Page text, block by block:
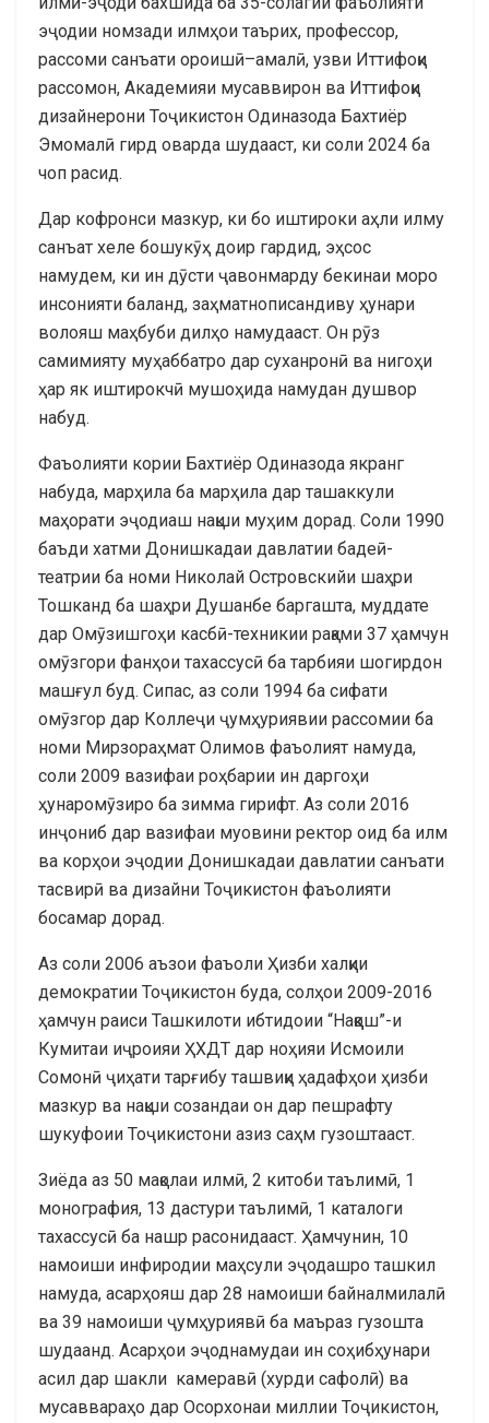
эҷодии номзади илмҳои таърих, профессор,
рассоми санъати ороишӣ–амалӣ, узви Иттифоқи
рассомон, Академияи мусаввирон ва Иттифоқи
дизайнерони Тоҷикистон Одиназода Бахтиёр
Эмомалӣ гирд оварда шудааст, ки соли 2024 ба
чоп расид.
Дар кофронси мазкур, ки бо иштироки аҳли илму
санъат хеле бошукӯҳ доир гардид, эҳсос
намудем, ки ин дӯсти ҷавонмарду бекинаи моро
инсонияти баланд, заҳматнописандиву ҳунари
волояш маҳбуби дилҳо намудааст. Он рӯз
самимияту муҳаббатро дар суханронӣ ва нигоҳи
ҳар як иштирокчӣ мушоҳида намудан душвор
набуд.
Фаъолияти кории Бахтиёр Одиназода якранг
набуда, марҳила ба марҳила дар ташаккули
маҳорати эҷодиаш нақши муҳим дорад. Соли 1990
баъди хатми Донишкадаи давлатии бадеӣ-
театрии ба номи Николай Островскийи шаҳри
Тошканд ба шаҳри Душанбе баргашта, муддате
дар Омӯзишгоҳи касбӣ-техникии рақами 37 ҳамчун
омӯзгори фанҳои тахассусӣ ба тарбияи шогирдон
машғул буд. Сипас, аз соли 1994 ба сифати
омӯзгор дар Коллеҷи ҷумҳуриявии рассомии ба
номи Мирзораҳмат Олимов фаъолият намуда,
соли 2009 вазифаи роҳбарии ин даргоҳи
ҳунаромӯзиро ба зимма гирифт. Аз соли 2016
инҷониб дар вазифаи муовини ректор оид ба илм
ва корҳои эҷодии Донишкадаи давлатии санъати
тасвирӣ ва дизайни Тоҷикистон фаъолияти
босамар дорад.
Аз соли 2006 аъзои фаъоли Ҳизби халқии
демократии Тоҷикистон буда, солҳои 2009-2016
ҳамчун раиси Ташкилоти ибтидоии “Наққош”-и
Кумитаи иҷроияи ҲХДТ дар ноҳияи Исмоили
Сомонӣ ҷиҳати тарғибу ташвиқи ҳадафҳои ҳизби
мазкур ва нақши созандаи он дар пешрафту
шукуфоии Тоҷикистони азиз саҳм гузоштааст.
Зиёда аз 50 мақолаи илмӣ, 2 китоби таълимӣ, 1
монография, 13 дастури таълимӣ, 1 каталоги
тахассусӣ ба нашр расонидааст. Ҳамчунин, 10
намоиши инфиродии маҳсули эҷодашро ташкил
намуда, асарҳояш дар 28 намоиши байналмилалӣ
ва 39 намоиши ҷумҳуриявӣ ба маъраз гузошта
шудаанд. Асарҳои эҷоднамудаи ин соҳибҳунари
асил дар шакли камеравӣ (хурди сафолӣ) ва
мусаввараҳо дар Осорхонаи миллии Тоҷикистон,